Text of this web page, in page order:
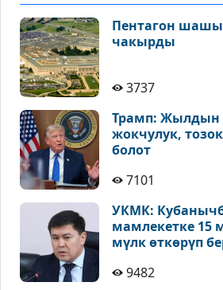
Пентагон
чакырды
3737
Трамп: Жылдын
жокчулук,
болот
7101
УКМК:
мамлекетке 15
мүлк өткөрүп
9482